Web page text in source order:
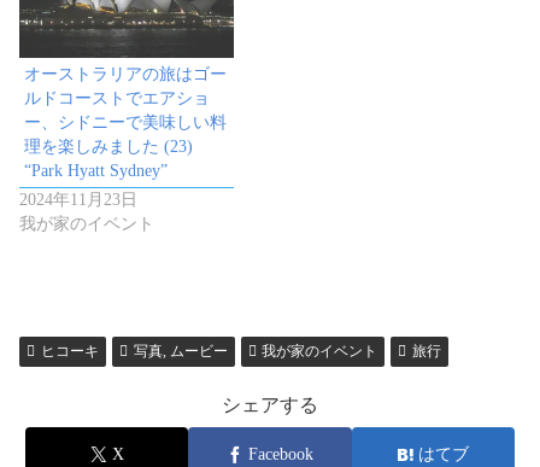
オーストラリアの旅はゴー
ルドコーストでエアショ
ー、シドニーで美味しい料
理を楽しみました (23)
“Park Hyatt Sydney”
2024年11月23日
我が家のイベント
ヒコーキ 写真, ムービー 我が家のイベント 旅行
シェアする
X Facebook はてブ